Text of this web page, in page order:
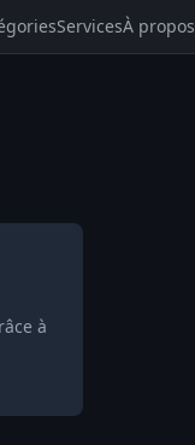
ServicesÀ propos
à